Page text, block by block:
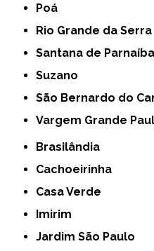
Poá
Rio Grande da Serra
Santana de Parnaíba
Suzano
São Bernardo do
Vargem Grande
Brasilândia
Cachoeirinha
Casa Verde
Imirim
Jardim São Paulo